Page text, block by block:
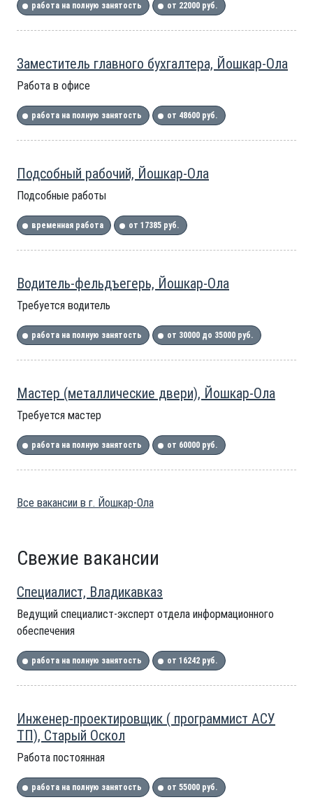
работа на полную занятость от 22000 руб.
Заместитель главного бухгалтера, Йошкар-Ола
Работа в офисе
работа на полную занятость от 48600 руб.
Подсобный рабочий, Йошкар-Ола
Подсобные работы
временная работа от 17385 руб.
Водитель-фельдъегерь, Йошкар-Ола
Требуется водитель
работа на полную занятость от 30000 до 35000 руб.
Мастер (металлические двери), Йошкар-Ола
Требуется мастер
работа на полную занятость от 60000 руб.
Все вакансии в г. Йошкар-Ола
Свежие вакансии
Специалист, Владикавказ
Ведущий специалист-эксперт отдела информационного
обеспечения
работа на полную занятость от 16242 руб.
Инженер-проектировщик ( программист АСУ
ТП), Старый Оскол
Работа постоянная
работа на полную занятость от 55000 руб.